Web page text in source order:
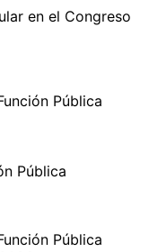
en el Congreso
Pública
Pública
Pública